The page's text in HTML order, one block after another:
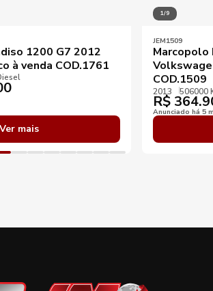
1200 G7 2012
à venda COD.1761
Ver mais
1/9
JEM1509
Marcopolo
COD.1509
2013 506000
R$
Anunciado há 5